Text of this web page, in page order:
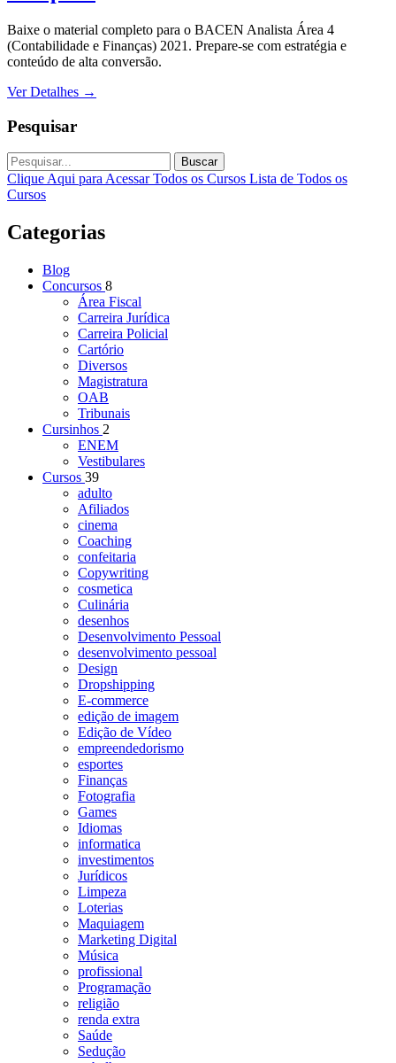
Baixe o material completo para o BACEN Analista Área 4
(Contabilidade e Finanças) 2021. Prepare-se com estratégia e
conteúdo de alta conversão.
Ver Detalhes →
Pesquisar
Buscar
Clique Aqui para Acessar Todos os Cursos Lista de Todos os
Cursos
Categorias
Blog
Concursos 8
Área Fiscal
Carreira Jurídica
Carreira Policial
Cartório
Diversos
Magistratura
OAB
Tribunais
Cursinhos 2
ENEM
Vestibulares
Cursos 39
adulto
Afiliados
cinema
Coaching
confeitaria
Copywriting
cosmetica
Culinária
desenhos
Desenvolvimento Pessoal
desenvolvimento pessoal
Design
Dropshipping
E-commerce
edição de imagem
Edição de Vídeo
empreendedorismo
esportes
Finanças
Fotografia
Games
Idiomas
informatica
investimentos
Jurídicos
Limpeza
Loterias
Maquiagem
Marketing Digital
Música
profissional
Programação
religião
renda extra
Saúde
Sedução